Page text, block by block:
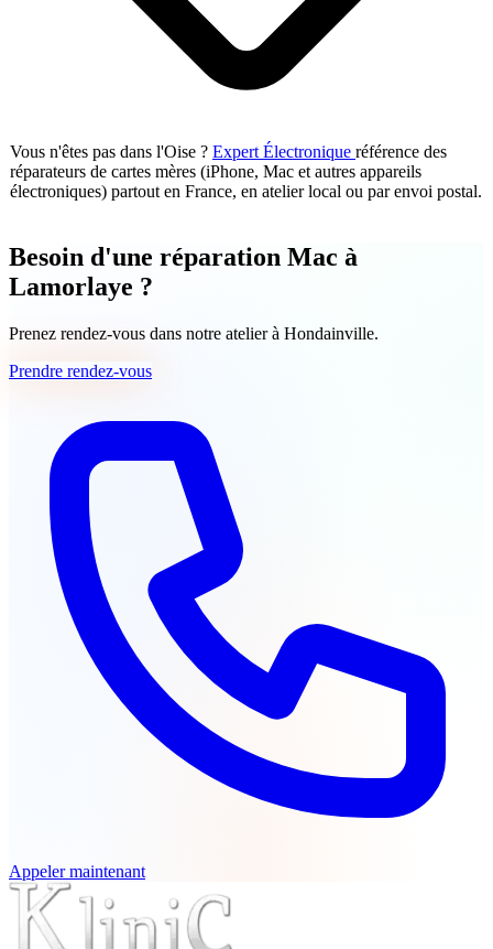
Vous n'êtes pas dans l'Oise ? Expert Électronique référence des
réparateurs de cartes mères (iPhone, Mac et autres appareils
électroniques) partout en France, en atelier local ou par envoi postal.
Besoin d'une réparation Mac à
Lamorlaye ?
Prenez rendez-vous dans notre atelier à Hondainville.
Prendre rendez-vous
Appeler maintenant